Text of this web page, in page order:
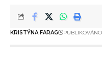
KRISTÝNA FARAG